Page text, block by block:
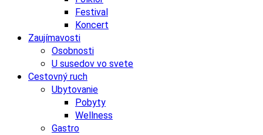
Festival
Koncert
Zaujímavosti
Osobnosti
U susedov vo svete
Cestovný ruch
Ubytovanie
Pobyty
Wellness
Gastro